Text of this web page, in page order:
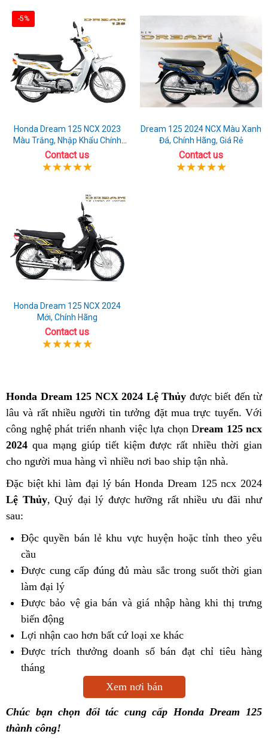
-5%
Honda Dream 125 NCX 2023
Màu Trắng, Nhập Khẩu Chính
Hãng
Contact us
Dream 125 2024 NCX Màu Xanh
Đá, Chính Hãng, Giá Rẻ
Contact us
Honda Dream 125 NCX 2024
Mới, Chính Hãng
Contact us
Honda Dream 125 NCX 2024 Lệ Thủy được biết đến từ
lâu và rất nhiều người tin tưởng đặt mua trực tuyến. Với
công nghệ phát triển nhanh việc lựa chọn Dream 125 ncx
2024 qua mạng giúp tiết kiệm được rất nhiều thời gian
cho người mua hàng vì nhiều nơi bao ship tận nhà.
Đặc biệt khi làm đại lý bán Honda Dream 125 ncx 2024
Lệ Thủy, Quý đại lý được hưỡng rất nhiều ưu đãi như
sau:
Độc quyền bán lẻ khu vực huyện hoặc tỉnh theo yêu
cầu
Được cung cấp đúng đủ màu sắc trong suốt thời gian
làm đại lý
Được bảo vệ gia bán và giá nhập hàng khi thị trưng
biến động
Lợi nhận cao hơn bất cứ loại xe khác
Được trích thưởng doanh số bán đạt chỉ tiêu hàng
tháng
Xem nơi bán
Chúc bạn chọn đối tác cung cấp Honda Dream 125
thành công!